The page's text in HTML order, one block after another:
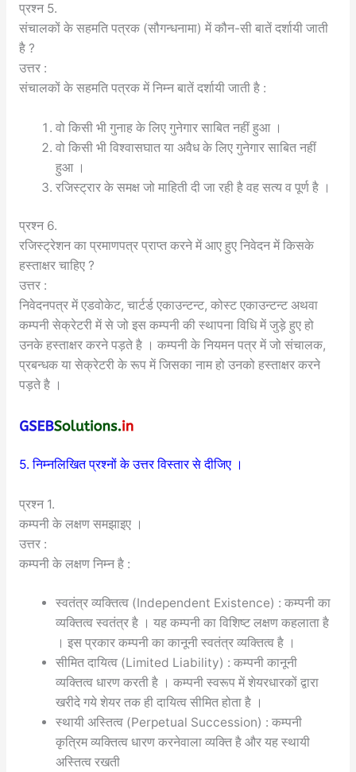
प्रश्न 5.
संचालकों के सहमति पत्रक (सौगन्धनामा) में कौन-सी बातें दर्शायी जाती
है ?
उत्तर :
संचालकों के सहमति पत्रक में निम्न बातें दर्शायी जाती है :
वो किसी भी गुनाह के लिए गुनेगार साबित नहीं हुआ ।
वो किसी भी विश्वासघात या अवैध के लिए गुनेगार साबित नहीं
हुआ ।
रजिस्ट्रार के समक्ष जो माहिती दी जा रही है वह सत्य व पूर्ण है ।
प्रश्न 6.
रजिस्ट्रेशन का प्रमाणपत्र प्राप्त करने में आए हुए निवेदन में किसके
हस्ताक्षर चाहिए ?
उत्तर :
निवेदनपत्र में एडवोकेट, चार्टर्ड एकाउन्टन्ट, कोस्ट एकाउन्टन्ट अथवा
कम्पनी सेक्रेटरी में से जो इस कम्पनी की स्थापना विधि में जुड़े हुए हो
उनके हस्ताक्षर करने पड़ते है । कम्पनी के नियमन पत्र में जो संचालक,
प्रबन्धक या सेक्रेटरी के रूप में जिसका नाम हो उनको हस्ताक्षर करने
पड़ते है ।
5. निम्नलिखित प्रश्नों के उत्तर विस्तार से दीजिए ।
प्रश्न 1.
कम्पनी के लक्षण समझाइए ।
उत्तर :
कम्पनी के लक्षण निम्न है :
स्वतंत्र व्यक्तित्व (Independent Existence) : कम्पनी का
व्यक्तित्व स्वतंत्र है । यह कम्पनी का विशिष्ट लक्षण कहलाता है
। इस प्रकार कम्पनी का कानूनी स्वतंत्र व्यक्तित्व है ।
सीमित दायित्व (Limited Liability) : कम्पनी कानूनी
व्यक्तित्व धारण करती है । कम्पनी स्वरूप में शेयरधारकों द्वारा
खरीदे गये शेयर तक ही दायित्व सीमित होता है ।
स्थायी अस्तित्व (Perpetual Succession) : कम्पनी
कृत्रिम व्यक्तित्व धारण करनेवाला व्यक्ति है और यह स्थायी
अस्तित्व रखती